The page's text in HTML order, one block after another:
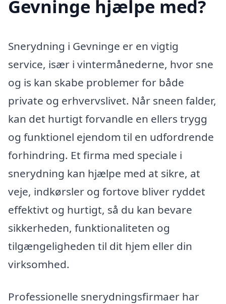
Gevninge hjælpe med?
Snerydning i Gevninge er en vigtig
service, især i vintermånederne, hvor sne
og is kan skabe problemer for både
private og erhvervslivet. Når sneen falder,
kan det hurtigt forvandle en ellers trygg
og funktionel ejendom til en udfordrende
forhindring. Et firma med speciale i
snerydning kan hjælpe med at sikre, at
veje, indkørsler og fortove bliver ryddet
effektivt og hurtigt, så du kan bevare
sikkerheden, funktionaliteten og
tilgængeligheden til dit hjem eller din
virksomhed.
Professionelle snerydningsfirmaer har